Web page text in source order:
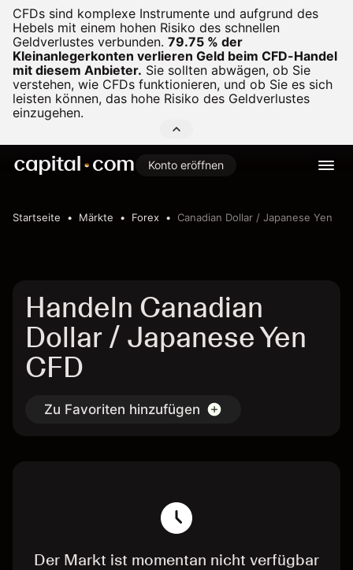
CFDs sind komplexe Instrumente und aufgrund des
Hebels mit einem hohen Risiko des schnellen
Geldverlustes verbunden. 79.75 % der
Kleinanlegerkonten verlieren Geld beim CFD-Handel
mit diesem Anbieter. Sie sollten abwägen, ob Sie
verstehen, wie CFDs funktionieren, und ob Sie es sich
leisten können, das hohe Risiko des Geldverlustes
einzugehen.
Konto eröffnen
Startseite Märkte Forex Canadian Dollar / Japanese Yen
Handeln Canadian
Dollar / Japanese Yen
CFD
Zu Favoriten hinzufügen
Der Markt ist momentan nicht verfügbar